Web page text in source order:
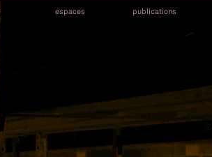
espaces publications